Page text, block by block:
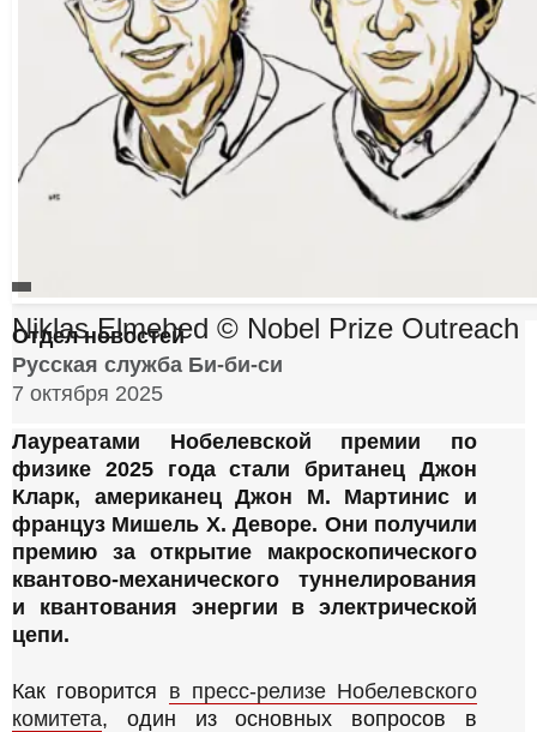
А
В
Т
О
Р
Ф
Т
О
,
Niklas Elmehed © Nobel Prize Outreach
О
с
т
т
ь
е
А
в
т
р
,
Отдел новостей
М
е
с
т
о
р
а
б
о
т
,
Русская служба Би-би-си
7 октября 2025
Лауреатами Нобелевской премии по
физике 2025 года стали британец Джон
Кларк, американец Джон М. Мартинис и
француз Мишель Х. Деворе. Они получили
премию за открытие макроскопического
квантово-механического туннелирования
и квантования энергии в электрической
цепи.
Как говорится в пресс-релизе Нобелевского
комитета, один из основных вопросов в